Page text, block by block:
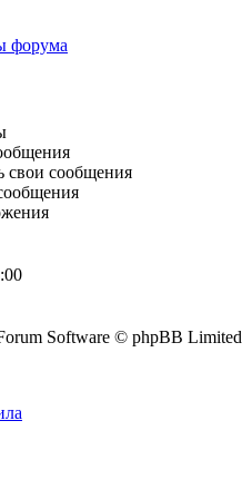
форума
свои сообщения
Software © phpBB Limited